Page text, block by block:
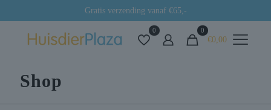
Gratis verzending vanaf €65,-
0 0
€0,00
Shop